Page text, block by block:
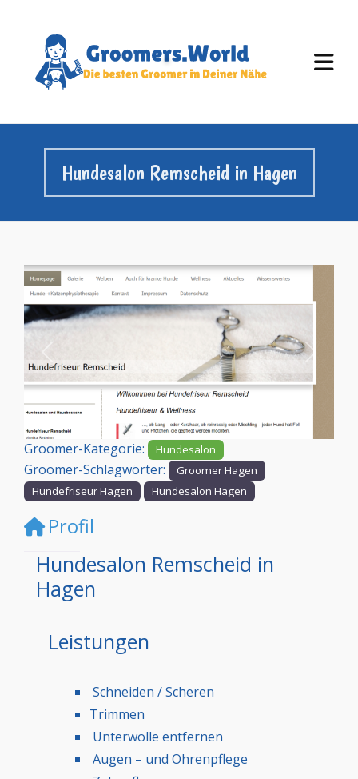
Hundesalon Remscheid in Hagen
Vorheriges
Groomer-Kategorie: Hundesalon
Groomer-Schlagwörter:
Groomer Hagen
Hundefriseur Hagen
Hundesalon Hagen
Profil
Hundesalon Remscheid in
Hagen
Leistungen
Schneiden / Scheren
Trimmen
Unterwolle entfernen
Augen – und Ohrenpflege